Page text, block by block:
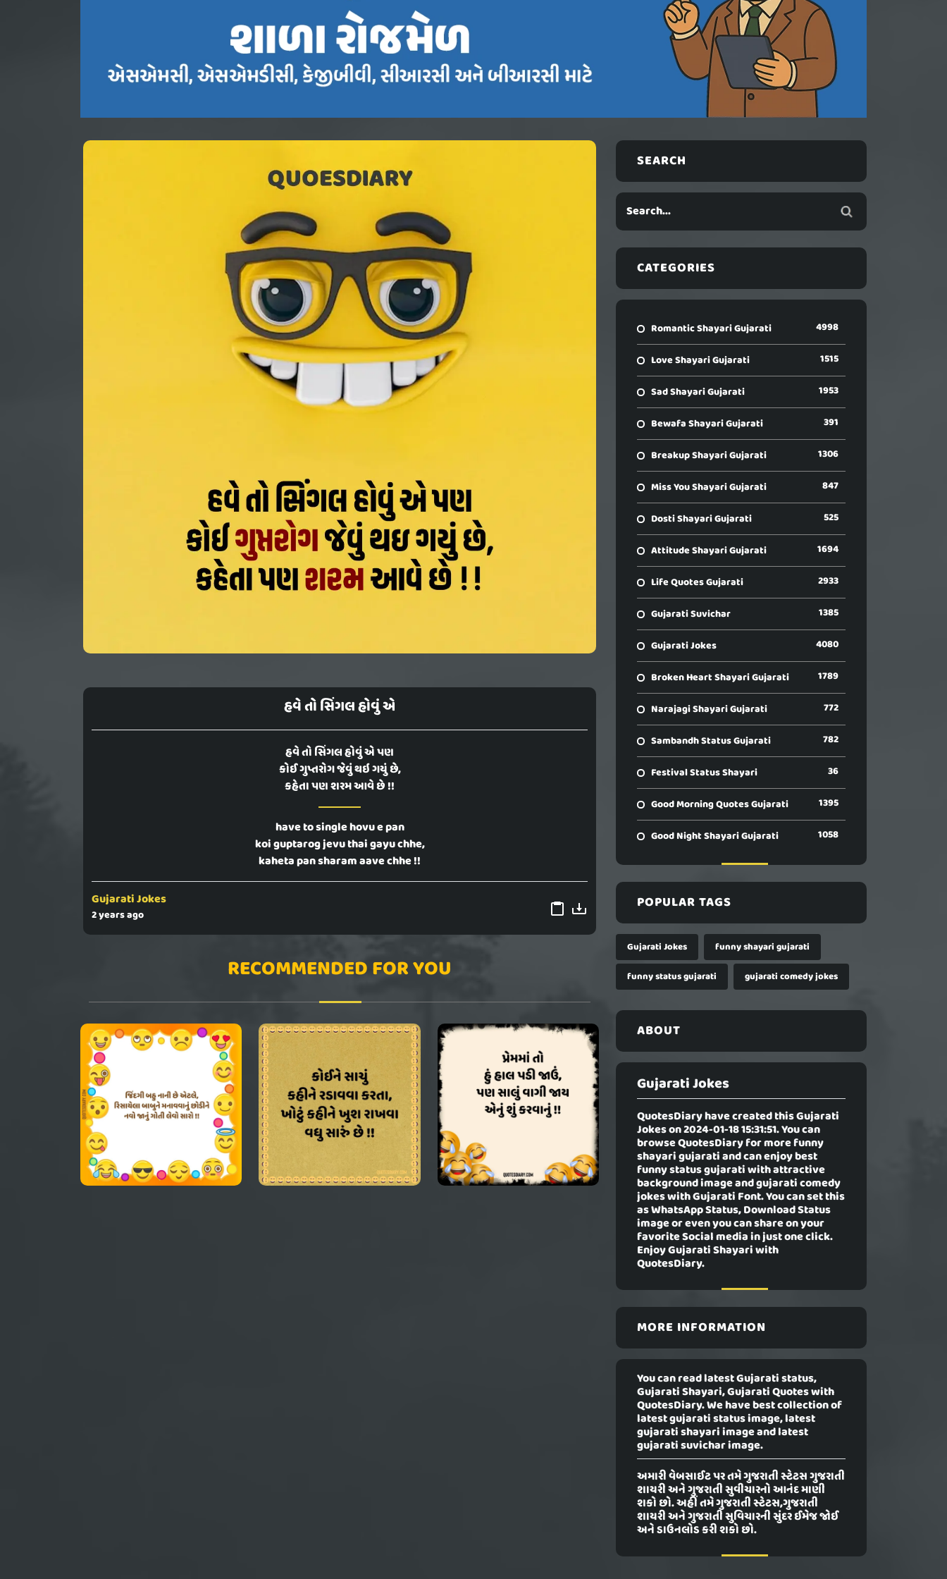
હવે તો સિંગલ હોવું એ
હવે તો સિંગલ હોવું એ પણ
કોઈ ગુપ્તરોગ જેવું થઇ ગયું છે,
કહેતા પણ શરમ આવે છે !!
have to single hovu e pan
koi guptarog jevu thai gayu chhe,
kaheta pan sharam aave chhe !!
Gujarati Jokes
2 years ago
RECOMMENDED FOR YOU
SEARCH
CATEGORIES
Romantic Shayari Gujarati 4998
Love Shayari Gujarati 1515
Sad Shayari Gujarati 1953
Bewafa Shayari Gujarati 391
Breakup Shayari Gujarati 1306
Miss You Shayari Gujarati 847
Dosti Shayari Gujarati 525
Attitude Shayari Gujarati 1694
Life Quotes Gujarati 2933
Gujarati Suvichar 1385
Gujarati Jokes 4080
Broken Heart Shayari Gujarati 1789
Narajagi Shayari Gujarati 772
Sambandh Status Gujarati 782
Festival Status Shayari 36
Good Morning Quotes Gujarati 1395
Good Night Shayari Gujarati 1058
POPULAR TAGS
Gujarati Jokes
funny shayari gujarati
funny status gujarati
gujarati comedy jokes
ABOUT
Gujarati Jokes
QuotesDiary have created thisGujarati
Jokeson 2024-01-18 15:31:51. You can
browse QuotesDiary for more funny
shayari gujarati and can enjoy best
funny status gujarati with attractive
background image and gujarati comedy
jokes with Gujarati Font. You can set this
as WhatsApp Status, Download Status
image or even you can share on your
favorite Social media in just one click.
Enjoy Gujarati Shayari with
QuotesDiary.
MORE INFORMATION
You can read latest Gujarati status,
Gujarati Shayari, Gujarati Quotes with
QuotesDiary. We have best collection of
latest gujarati status image, latest
gujarati shayari image and latest
gujarati suvichar image.
અમારી વેબસાઈટ પર તમે ગુજરાતી સ્ટેટસ ગુજરાતી
શાયરી અને ગુજરાતી સુવીચારનો આનંદ માણી
શકો છો. અહીં તમે ગુજરાતી સ્ટેટસ,ગુજરાતી
શાયરી અને ગુજરાતી સુવિચારની સુંદર ઈમેજ જોઈ
અને ડાઉનલોડ કરી શકો છો.